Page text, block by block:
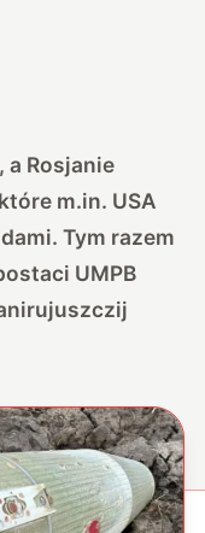
a Rosjanie
m.in. USA
Tym razem
UMPB